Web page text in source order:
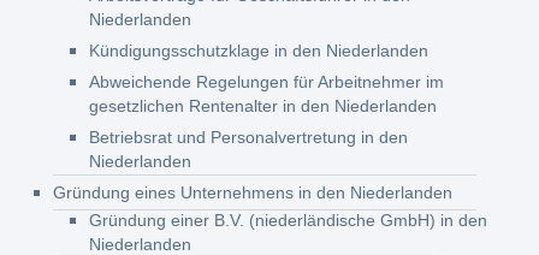
Niederlanden
Kündigungsschutzklage in den Niederlanden
Abweichende Regelungen für Arbeitnehmer im
gesetzlichen Rentenalter in den Niederlanden
Betriebsrat und Personalvertretung in den
Niederlanden
Gründung eines Unternehmens in den Niederlanden
Gründung einer B.V. (niederländische GmbH) in den
Niederlanden